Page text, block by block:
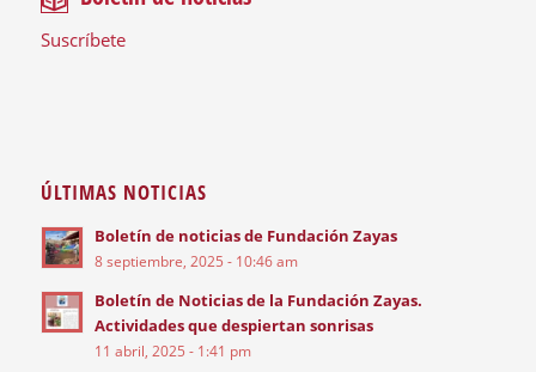
Suscríbete
ÚLTIMAS NOTICIAS
Boletín de noticias de Fundación Zayas
8 septiembre, 2025 - 10:46 am
Boletín de Noticias de la Fundación Zayas.
Actividades que despiertan sonrisas
11 abril, 2025 - 1:41 pm